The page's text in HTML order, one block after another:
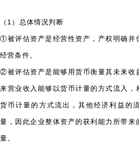
（1）总体情况判断
①被评估资产是经营性资产，产权明确并
经营条件。
②被评估资产是能够用货币衡量其未来收
来营业收入能够以货币计量的方式流入，
货币计量的方式流出，其他经济利益的
量，因此企业整体资产的获利能力所带来
量。